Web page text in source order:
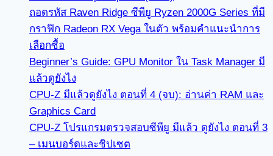
ถอดรหัส Raven Ridge ซีพียู Ryzen 2000G Series ที่มี
กราฟิก Radeon RX Vega ในตัว พร้อมคำแนะนำการ
เลือกซื้อ
Beginner’s Guide: GPU Monitor ใน Task Manager มี
แล้วดูยังไง
CPU-Z มีแล้วดูยังไง ตอนที่ 4 (จบ): อ่านค่า RAM และ
Graphics Card
CPU-Z โปรแกรมตรวจสอบซีพียู มีแล้ว ดูยังไง ตอนที่ 3
– เมนบอร์ดและชิปเซต